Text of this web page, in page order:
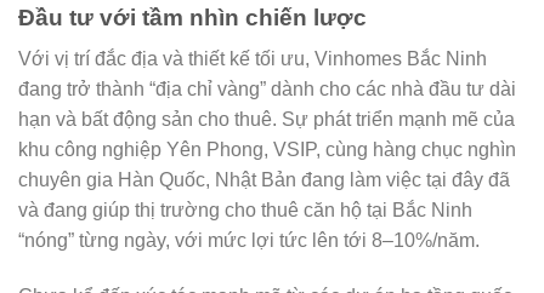
Đầu tư với tầm nhìn chiến lược
Với vị trí đắc địa và thiết kế tối ưu, Vinhomes Bắc Ninh
đang trở thành “địa chỉ vàng” dành cho các nhà đầu tư dài
hạn và bất động sản cho thuê. Sự phát triển mạnh mẽ của
khu công nghiệp Yên Phong, VSIP, cùng hàng chục nghìn
chuyên gia Hàn Quốc, Nhật Bản đang làm việc tại đây đã
và đang giúp thị trường cho thuê căn hộ tại Bắc Ninh
“nóng” từng ngày, với mức lợi tức lên tới 8–10%/năm.